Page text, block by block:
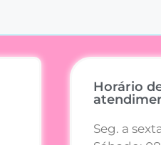
Horário
Seg. a